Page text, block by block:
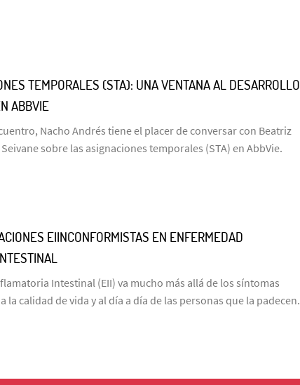
TEMPORALES (STA): UNA VENTANA AL DESARROLLO
ABBVIE
Nacho Andrés tiene el placer de conversar con Beatriz
sobre las asignaciones temporales (STA) en AbbVie.
EIINCONFORMISTAS EN ENFERMEDAD
Intestinal (EII) va mucho más allá de los síntomas
la calidad de vida y al día a día de las personas que la padecen.